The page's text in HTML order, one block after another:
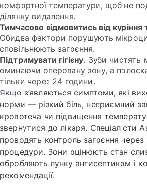
комфортної температури, щоб не
ділянку видалення.
Тимчасово відмовитись від куріння
Обидва фактори порушують
сповільнюють загоєння.
Підтримувати гігієну. Зуби чистять
оминаючи оперовану зону, а
тільки через 24 години.
Якщо з’являються симптоми, які
норми — різкий біль, неприємний
кровотеча чи підвищення
звернутися до лікаря. Спеціалісти
проводять контроль загоєння через
процедури. Вони оцінюють стан
обробляють лунку антисептиком і
рекомендації.